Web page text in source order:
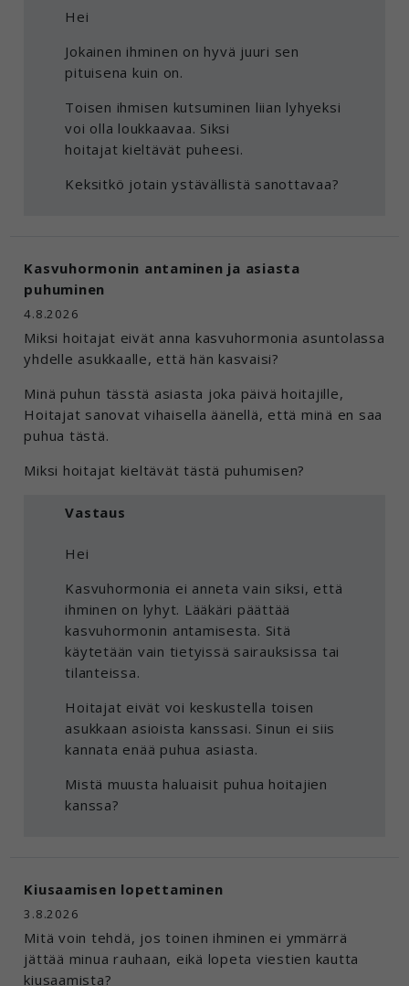
Hei
Jokainen ihminen on hyvä juuri sen
pituisena kuin on.
Toisen ihmisen kutsuminen liian lyhyeksi
voi olla loukkaavaa. Siksi
hoitajat kieltävät puheesi.
Keksitkö jotain ystävällistä sanottavaa?
Kasvuhormonin antaminen ja asiasta
puhuminen
4.8.2026
Miksi hoitajat eivät anna kasvuhormonia asuntolassa
yhdelle asukkaalle, että hän kasvaisi?
Minä puhun tässtä asiasta joka päivä hoitajille,
Hoitajat sanovat vihaisella äänellä, että minä en saa
puhua tästä.
Miksi hoitajat kieltävät tästä puhumisen?
Vastaus
Hei
Kasvuhormonia ei anneta vain siksi, että
ihminen on lyhyt. Lääkäri päättää
kasvuhormonin antamisesta. Sitä
käytetään vain tietyissä sairauksissa tai
tilanteissa.
Hoitajat eivät voi keskustella toisen
asukkaan asioista kanssasi. Sinun ei siis
kannata enää puhua asiasta.
Mistä muusta haluaisit puhua hoitajien
kanssa?
Kiusaamisen lopettaminen
3.8.2026
Mitä voin tehdä, jos toinen ihminen ei ymmärrä
jättää minua rauhaan, eikä lopeta viestien kautta
kiusaamista?